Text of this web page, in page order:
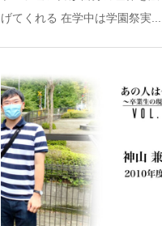
げてくれる 在学中は学園祭実...